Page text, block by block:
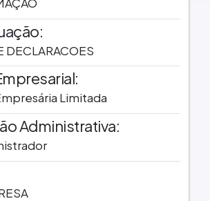
DECLARACOES
Limitada
Administrativa: